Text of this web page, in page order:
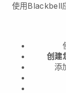
使用Blackbell
创建
添